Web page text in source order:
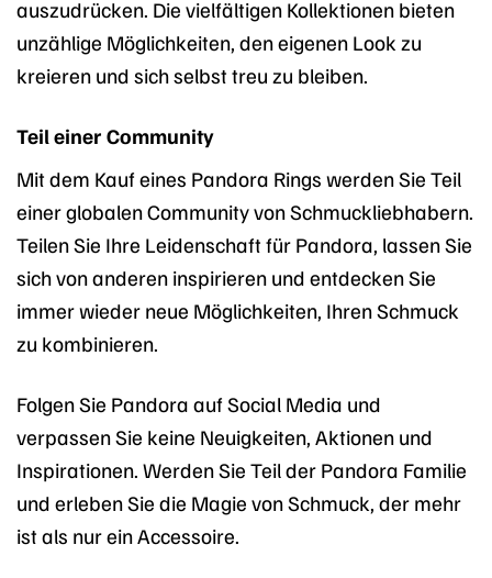
auszudrücken. Die vielfältigen Kollektionen bieten
unzählige Möglichkeiten, den eigenen Look zu
kreieren und sich selbst treu zu bleiben.
Teil einer Community
Mit dem Kauf eines Pandora Rings werden Sie Teil
einer globalen Community von Schmuckliebhabern.
Teilen Sie Ihre Leidenschaft für Pandora, lassen Sie
sich von anderen inspirieren und entdecken Sie
immer wieder neue Möglichkeiten, Ihren Schmuck
zu kombinieren.
Folgen Sie Pandora auf Social Media und
verpassen Sie keine Neuigkeiten, Aktionen und
Inspirationen. Werden Sie Teil der Pandora Familie
und erleben Sie die Magie von Schmuck, der mehr
ist als nur ein Accessoire.